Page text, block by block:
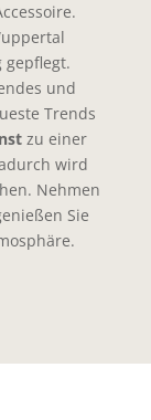
gepflegt.
und
Trends
zu einer
wird
Nehmen
Sie